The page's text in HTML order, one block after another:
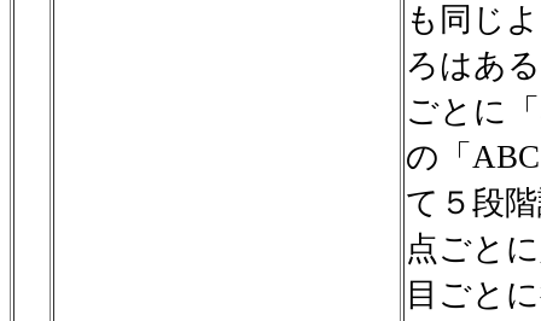
も同じ
ろはあ
ごとに
の「
て５段
点ごと
目ごと